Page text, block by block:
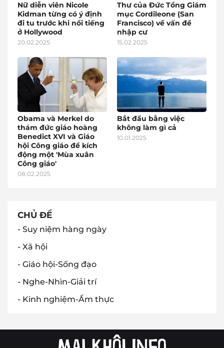
Nữ diễn viên Nicole
Kidman từng có ý định
đi tu trước khi nổi tiếng
ở Hollywood
20.02.2025
Thư của Đức Tổng Giám
mục Cordileone (San
Francisco) về vấn đề
nhập cư
15.02.2025
Obama và Merkel do
thám đức giáo hoàng
Benedict XVI và Giáo
hội Công giáo để kích
động một 'Mùa xuân
Công giáo'
08.02.2025
Bắt đầu bằng việc
không làm gì cả
10.01.2025
CHỦ ĐỀ
- Suy niệm hàng ngày
- Xã hội
- Giáo hội-Sống đạo
- Nghe-Nhìn-Giải trí
- Kinh nghiệm-Ẩm thực